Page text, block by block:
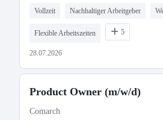
Vollzeit Nachhaltiger Arbeitgeber
Flexible Arbeitszeiten 5
28.07.2026
Product Owner (m/w/d)
Comarch